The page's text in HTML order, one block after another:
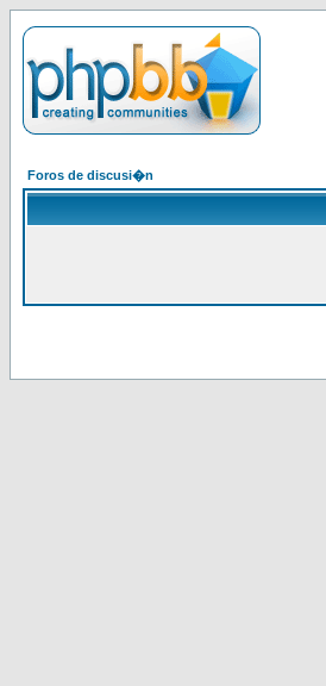
Foros de discusi�n